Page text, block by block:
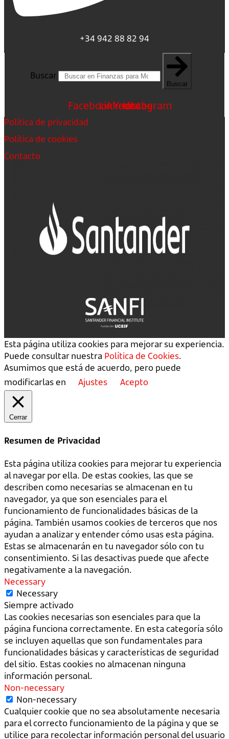
+34 942 88 82 94
Buscar
Buscar
FacebookLinkedin
Youtube
Instagram
Política de privacidad
Política de cookies
Contacto
Esta página utiliza cookies para mejorar su experiencia.
Puede consultar nuestra Política de Cookies.
Asumimos que está de acuerdo, pero puede
modificarlas en
Ajustes Acepto
Cerrar
Resumen de Privacidad
Esta página utiliza cookies para mejorar tu experiencia
al navegar por ella. De estas cookies, las que se
describen como necesarias se almacenan en tu
navegador, ya que son esenciales para el
funcionamiento de funcionalidades básicas de la
página. También usamos cookies de terceros que nos
ayudan a analizar y entender cómo usas esta página.
Estas se almacenarán en tu navegador sólo con tu
consentimiento. Si las desactivas puede que afecte
negativamente a la navegación.
Necessary
Necessary
Siempre activado
Las cookies necesarias son esenciales para que la
página funciona correctamente. En esta categoría sólo
se incluyen aquellas que son fundamentales para
funcionalidades básicas y características de seguridad
del sitio. Estas cookies no almacenan ninguna
información personal.
Non-necessary
Non-necessary
Cualquier cookie que no sea absolutamente necesaria
para el correcto funcionamiento de la página y que se
utilice para recolectar información personal del usuario